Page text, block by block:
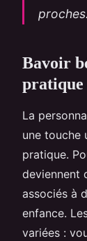
proches.
Bavoir
pratique
La
une touche
pratique.
deviennent
associés à
enfance.
variées :